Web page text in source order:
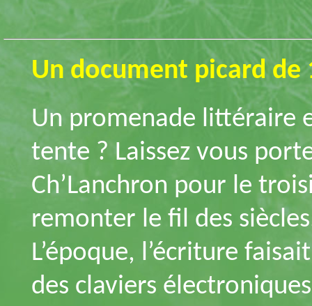
Un document picard de
Un promenade littéraire
tente ? Laissez vous
Ch’Lanchron pour le
remonter le fil des
L’époque, l’écriture
des claviers